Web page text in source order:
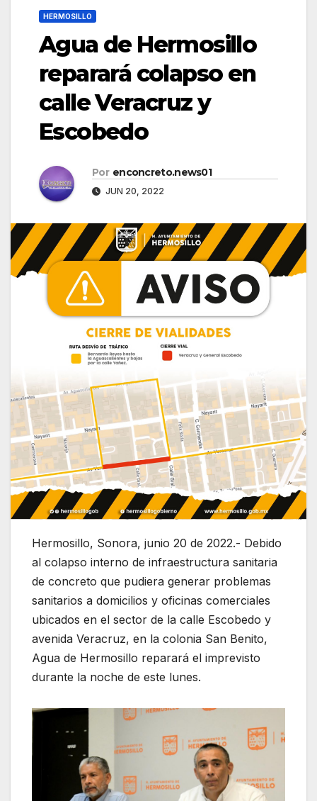
HERMOSILLO
Agua de Hermosillo
reparará colapso en
calle Veracruz y
Escobedo
Por enconcreto.news01
JUN 20, 2022
Hermosillo, Sonora, junio 20 de 2022.- Debido
al colapso interno de infraestructura sanitaria
de concreto que pudiera generar problemas
sanitarios a domicilios y oficinas comerciales
ubicados en el sector de la calle Escobedo y
avenida Veracruz, en la colonia San Benito,
Agua de Hermosillo reparará el imprevisto
durante la noche de este lunes.